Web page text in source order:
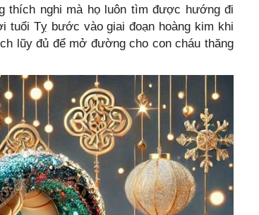
thích nghi mà họ luôn tìm được hướng đi
tuổi Tỵ bước vào giai đoạn hoàng kim khi
lũy đủ để mở đường cho con cháu thăng